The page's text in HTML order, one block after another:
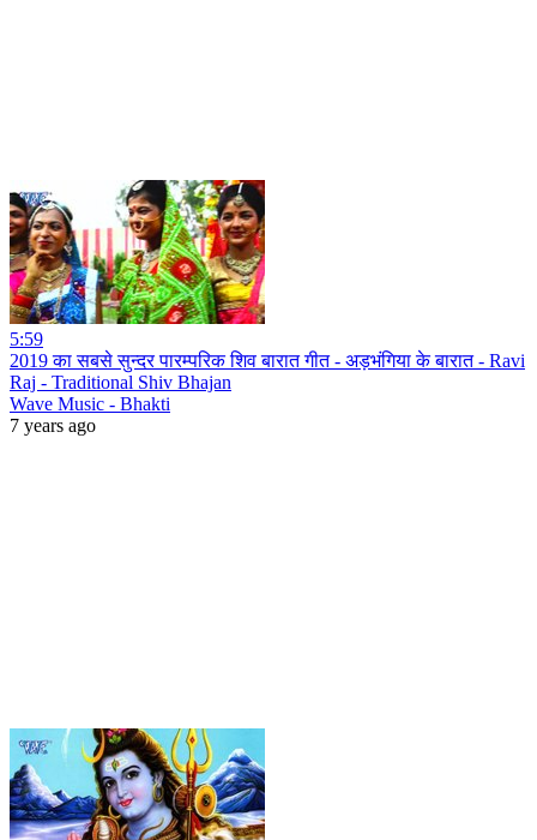
5:59
2019 का सबसे सुन्दर पारम्परिक शिव बारात गीत - अड़भंगिया के बारात - Ravi
Raj - Traditional Shiv Bhajan
Wave Music - Bhakti
7 years ago